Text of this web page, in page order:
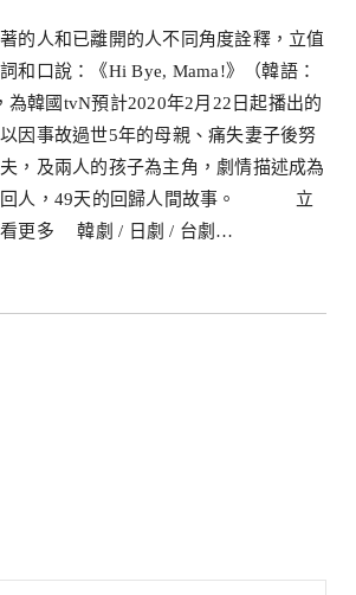
的人和已離開的人不同角度詮釋，立值
和口說：《Hi Bye, Mama!》（韓語：
為韓國tvN預計2020年2月22日起播出的
因事故過世5年的母親、痛失妻子後努
，及兩人的孩子為主角，劇情描述成為
回人，49天的回歸人間故事。 立
看更多 韓劇 / 日劇 / 台劇…